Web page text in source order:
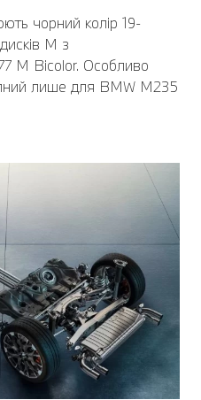
чорний колір 19-
M з
M Bicolor. Особливо
лише для BMW M235